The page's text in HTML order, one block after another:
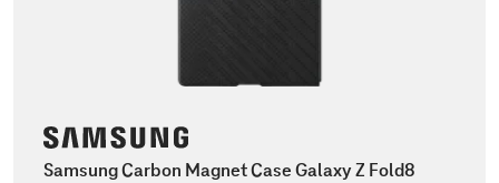
Samsung Carbon Magnet Case Galaxy Z Fold8